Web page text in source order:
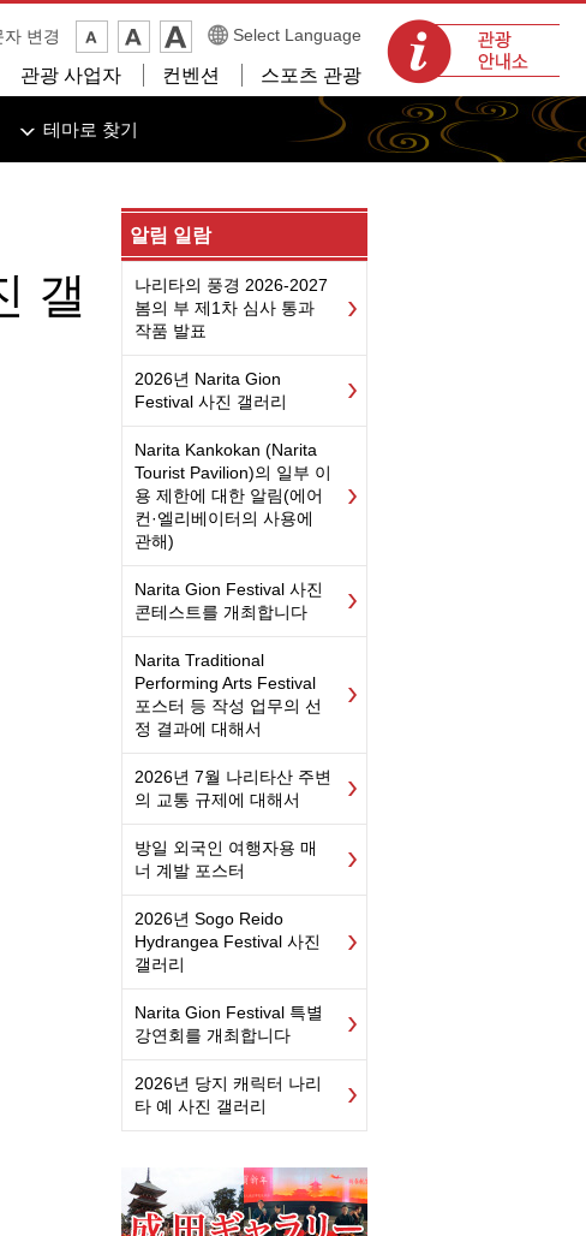
관광 안내소
자 변경 Select Language
관광 사업자 컨벤션 스포츠 관광
테마로 찾기
갤
알림 일람
나리타의 풍경 2026-2027
봄의 부 제1차 심사 통과
작품 발표
2026년 Narita Gion
Festival 사진 갤러리
Narita Kankokan (Narita
Tourist Pavilion)의 일부 이
용 제한에 대한 알림(에어
컨·엘리베이터의 사용에
관해)
Narita Gion Festival 사진
콘테스트를 개최합니다
Narita Traditional
Performing Arts Festival
포스터 등 작성 업무의 선
정 결과에 대해서
2026년 7월 나리타산 주변
의 교통 규제에 대해서
방일 외국인 여행자용 매
너 계발 포스터
2026년 Sogo Reido
Hydrangea Festival 사진
갤러리
Narita Gion Festival 특별
강연회를 개최합니다
2026년 당지 캐릭터 나리
타 예 사진 갤러리